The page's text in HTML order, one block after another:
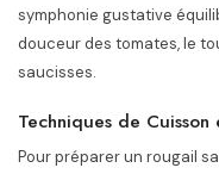
symphonie gustative
douceur des tomates, le
saucisses.
Techniques de Cuisson
Pour préparer un rougail